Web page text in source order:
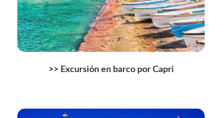
>> Excursión en barco por Capri